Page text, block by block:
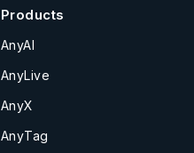
Products
AnyAI
AnyLive
AnyX
AnyTag